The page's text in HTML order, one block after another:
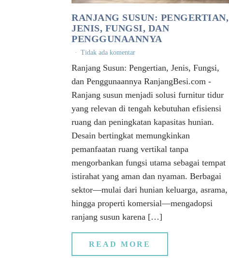
RANJANG SUSUN: PENGERTIAN,
JENIS, FUNGSI, DAN
PENGGUNAANNYA
Tidak ada komentar
Ranjang Susun: Pengertian, Jenis, Fungsi,
dan Penggunaannya RanjangBesi.com -
Ranjang susun menjadi solusi furnitur tidur
yang relevan di tengah kebutuhan efisiensi
ruang dan peningkatan kapasitas hunian.
Desain bertingkat memungkinkan
pemanfaatan ruang vertikal tanpa
mengorbankan fungsi utama sebagai tempat
istirahat yang aman dan nyaman. Berbagai
sektor—mulai dari hunian keluarga, asrama,
hingga properti komersial—mengadopsi
ranjang susun karena […]
READ MORE